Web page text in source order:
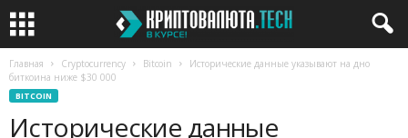
Главная Cryptocurrency Bitcoin
Исторические данные указывают на дно
биткоина ниже $30 000
BITCOIN
Исторические данные